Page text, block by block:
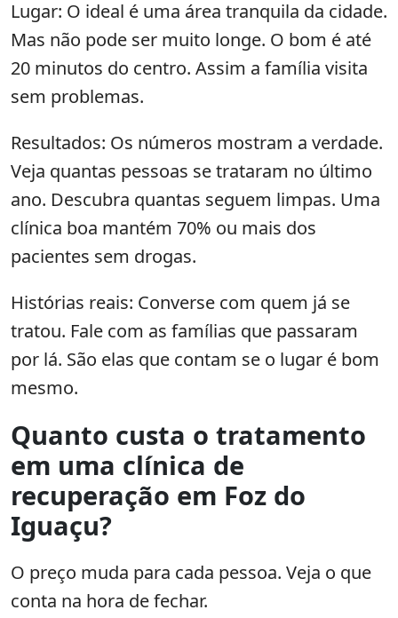
Lugar: O ideal é uma área tranquila da cidade.
Mas não pode ser muito longe. O bom é até
20 minutos do centro. Assim a família visita
sem problemas.
Resultados: Os números mostram a verdade.
Veja quantas pessoas se trataram no último
ano. Descubra quantas seguem limpas. Uma
clínica boa mantém 70% ou mais dos
pacientes sem drogas.
Histórias reais: Converse com quem já se
tratou. Fale com as famílias que passaram
por lá. São elas que contam se o lugar é bom
mesmo.
Quanto custa o tratamento
em uma clínica de
recuperação em Foz do
Iguaçu?
O preço muda para cada pessoa. Veja o que
conta na hora de fechar.